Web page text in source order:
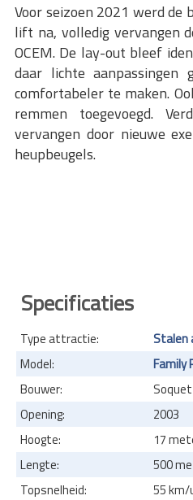
Voor seizoen 2021 werd de
lift na, volledig vervangen
OCEM. De lay-out bleef
daar lichte aanpassingen
comfortabeler te maken.
remmen toegevoegd.
vervangen door nieuwe
heupbeugels.
Specificaties
Type attractie:
Stalen
Model:
Family
Bouwer:
Soquet
Opening:
2003
Hoogte:
17
Lengte:
500
Topsnelheid:
55 km/